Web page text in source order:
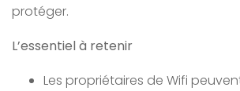
protéger.
L’essentiel à retenir
Les propriétaires de Wifi